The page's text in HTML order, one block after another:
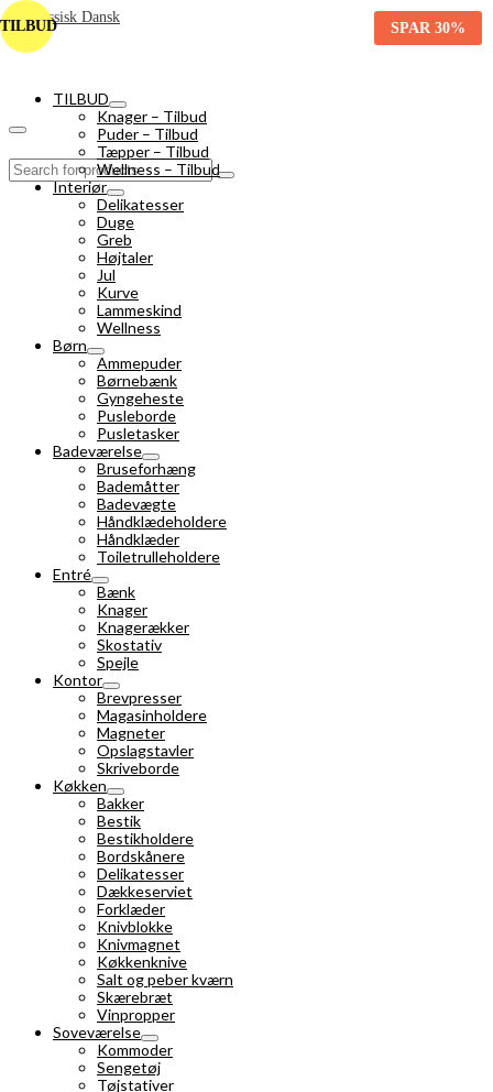
Search
for:
TILBUD
Knager – Tilbud
Puder – Tilbud
Tæpper – Tilbud
Wellness – Tilbud
Interiør
Delikatesser
Duge
Greb
Højtaler
Jul
Kurve
Lammeskind
Wellness
Børn
Ammepuder
Børnebænk
Gyngeheste
Pusleborde
Pusletasker
Badeværelse
Bruseforhæng
Bademåtter
Badevægte
Håndklædeholdere
Håndklæder
Toiletrulleholdere
Entré
Bænk
Knager
Knagerækker
Skostativ
Spejle
Kontor
Brevpresser
Magasinholdere
Magneter
Opslagstavler
Skriveborde
Køkken
Bakker
Bestik
Bestikholdere
Bordskånere
Delikatesser
Dækkeserviet
Forklæder
Knivblokke
Knivmagnet
Køkkenknive
Salt og peber kværn
Skærebræt
Vinpropper
Soveværelse
Kommoder
Sengetøj
Tøjstativer
TILBUD SPAR 30%